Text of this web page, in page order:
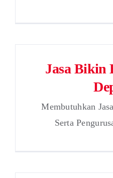
Jasa Bikin
Membutuhkan
Serta